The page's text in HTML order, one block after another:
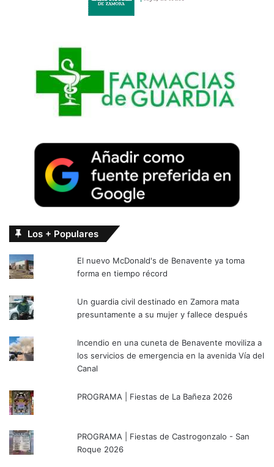
Los + Populares
El nuevo McDonald's de Benavente ya toma
forma en tiempo récord
Un guardia civil destinado en Zamora mata
presuntamente a su mujer y fallece después
Incendio en una cuneta de Benavente moviliza a
los servicios de emergencia en la avenida Vía del
Canal
PROGRAMA | Fiestas de La Bañeza 2026
PROGRAMA | Fiestas de Castrogonzalo - San
Roque 2026